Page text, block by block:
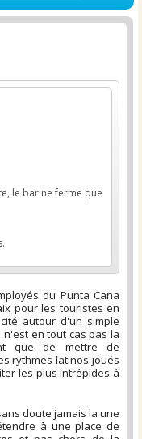
le bar ne ferme que
du Punta Cana
pour les touristes en
autour d'un simple
n'est en tout cas pas la
que de mettre de
rythmes latinos joués
les plus intrépides à
doute jamais la une
à une place de